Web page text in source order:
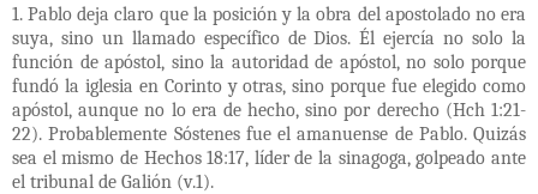
1. Pablo deja claro que la posición y la obra del apostolado no era
suya, sino un llamado específico de Dios. Él ejercía no solo la
función de apóstol, sino la autoridad de apóstol, no solo porque
fundó la iglesia en Corinto y otras, sino porque fue elegido como
apóstol, aunque no lo era de hecho, sino por derecho (Hch 1:21-
22). Probablemente Sóstenes fue el amanuense de Pablo. Quizás
sea el mismo de Hechos 18:17, líder de la sinagoga, golpeado ante
el tribunal de Galión (v.1).